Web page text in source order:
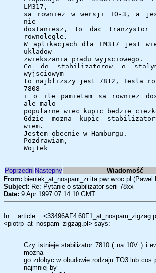
LM317,
sa rowniez w wersji TO-3, a
nie
dostaniesz, to dac tranzystor
rownolegle.
W aplikacjach dla LM317 jest
ukladow
zwiekszania pradu wyjsciowego.
Co do stabilizatorow o
wyjsciowym
to najblizszy jest 7812, Tesla
7808
i o ile pamietam sa rowniez
ale malo
popularne wiec kupic bedzie
Gdzie mozna kupic
wiem.
Jestem obecnie w Hamburgu.
Pozdrawiam,
Wojtek
Poprzedni Następny Wiadomość
From: bieniek_at_nospam_zr.ita.pwr.wroc.pl (Pawel
Subject: Re: Pytanie o stabilizator serii 78xx
Date: 9 Apr 1997 07:14:10 GMT
In article
<piotrp_at_nospam_zigzag.pl> says:
Czy istnieje stabilizator 7810 ( na 10V ) i
mozna
go zdobyc w obudowie rodzaju TO3 lub cos
najmniej by